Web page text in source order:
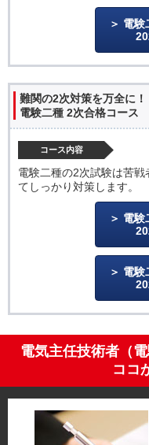
電験
難関の2次対策を万全に！
電験二種 2次合格コース
コース内容
電験二種の2次試験は苦戦
てしっかり対策します。
電験
電験
電気主任技術者（
ココ